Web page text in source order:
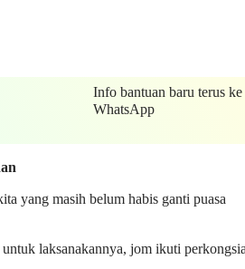
Info bantuan baru terus ke
WhatsApp
yang masih belum habis ganti puasa
laksanakannya, jom ikuti